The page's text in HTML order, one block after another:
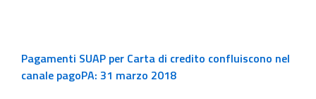
Pagamenti SUAP per Carta di credito confluiscono nel
canale pagoPA: 31 marzo 2018